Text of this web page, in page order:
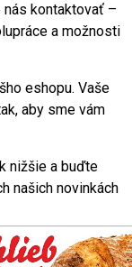
nás kontaktovať –
a možnosti
eshopu. Vaše
aby sme vám
nižšie a buďte
našich novinkách